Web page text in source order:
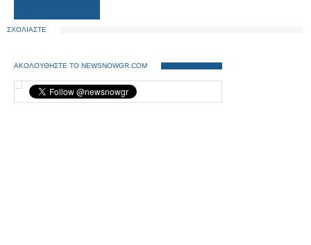
ΣΧΟΛΙΑΣΤΕ
ΑΚΟΛΟΥΘΗΣΤΕ ΤΟ NEWSNOWGR.COM